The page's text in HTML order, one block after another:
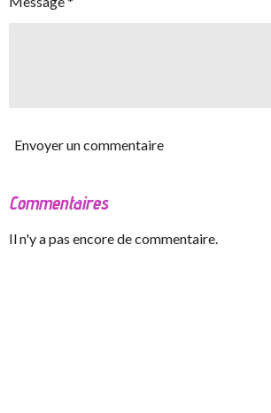
Envoyer un commentaire
Commentaires
Il n'y a pas encore de commentaire.